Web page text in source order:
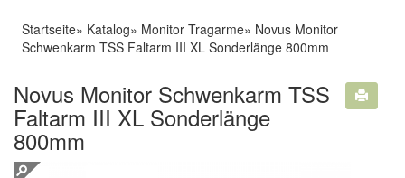
Startseite» Katalog» Monitor Tragarme» Novus Monitor
Schwenkarm TSS Faltarm III XL Sonderlänge 800mm
Novus Monitor Schwenkarm TSS
Faltarm III XL Sonderlänge
800mm